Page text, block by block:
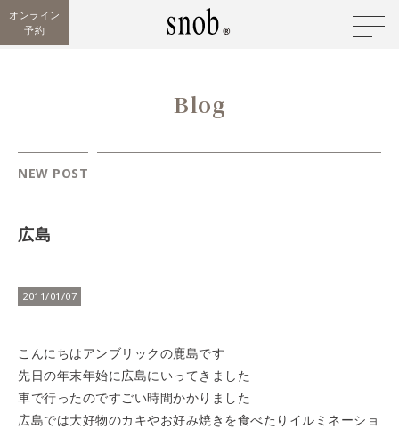
オンライン
予約
Blog
NEW POST
広島
2011/01/07
こんにちはアンブリックの鹿島です
先日の年末年始に広島にいってきました
車で行ったのですごい時間かかりました
広島では大好物のカキやお好み焼きを食べたりイルミネーショ